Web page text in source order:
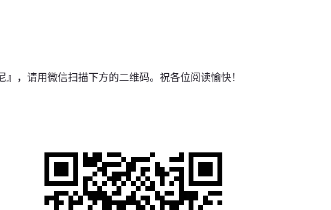
』，请用微信扫描下方的二维码。祝各位阅读愉快！